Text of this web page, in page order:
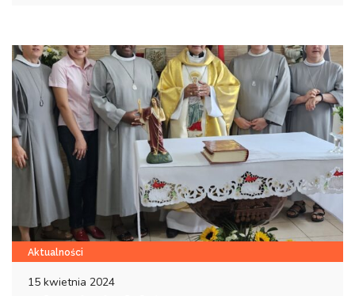
Aktualności
15 kwietnia 2024